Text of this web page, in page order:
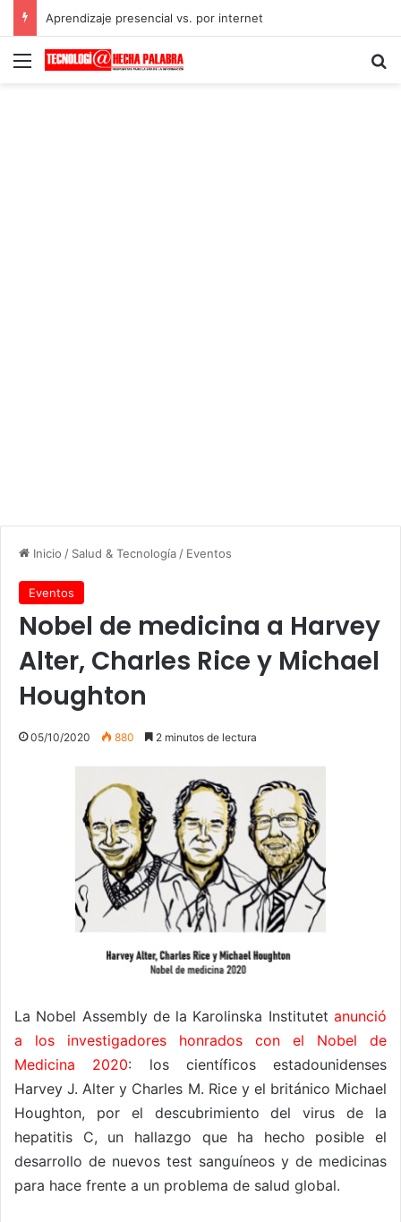
Aprendizaje presencial vs. por internet
Menú
Inicio / Salud & Tecnología / Eventos
Eventos
Nobel de medicina a Harvey
Alter, Charles Rice y Michael
Houghton
05/10/2020 880 2 minutos de lectura
La Nobel Assembly de la Karolinska Institutet anunció
a los investigadores honrados con el Nobel de
Medicina 2020: los científicos estadounidenses
Harvey J. Alter y Charles M. Rice y el británico Michael
Houghton, por el descubrimiento del virus de la
hepatitis C, un hallazgo que ha hecho posible el
desarrollo de nuevos test sanguíneos y de medicinas
para hace frente a un problema de salud global.